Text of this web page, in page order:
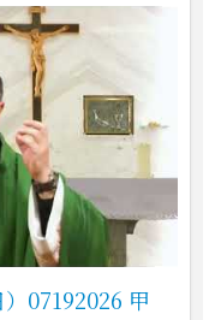
07192026 甲